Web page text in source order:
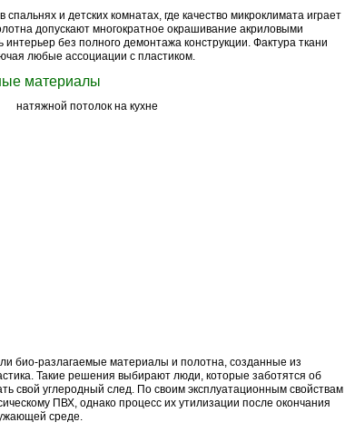
и детских комнатах, где качество микроклимата играет
допускают многократное окрашивание акриловыми
интерьер без полного демонтажа конструкции. Фактура ткани
любые ассоциации с пластиком.
материалы
био-разлагаемые материалы и полотна, созданные из
Такие решения выбирают люди, которые заботятся об
свой углеродный след. По своим эксплуатационным свойствам
ПВХ, однако процесс их утилизации после окончания
среде.